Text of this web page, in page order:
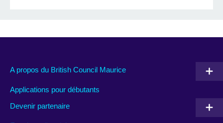
A propos du British Council Maurice
Applications pour débutants
Devenir partenaire